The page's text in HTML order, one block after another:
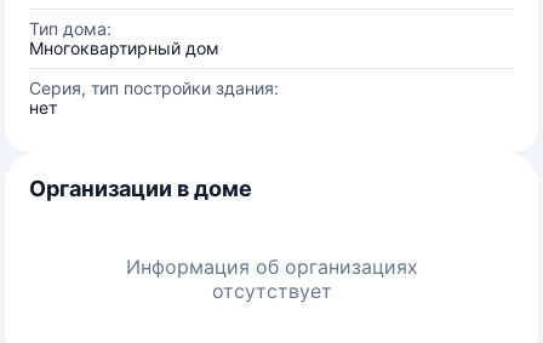
Тип дома:
Многоквартирный дом
Серия, тип постройки здания:
нет
Организации в доме
Информация об организациях
отсутствует